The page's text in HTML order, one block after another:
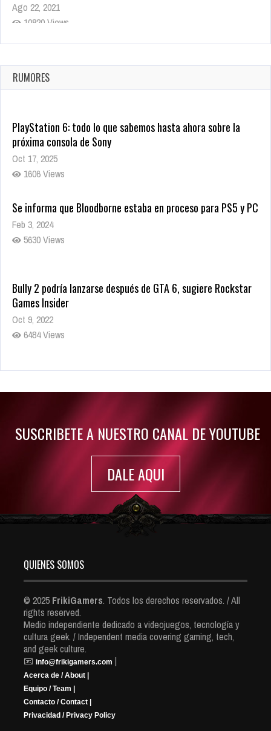
Ago 22, 2021
10820 Views
La configuración de Call of Duty 2021 aparentemente ya fue
Ago 8, 2021
10005 Views
RUMORES
PlayStation 6: todo lo que sabemos hasta ahora sobre la
próxima consola de Sony
Oct 17, 2025
1606 Views
Se informa que Bloodborne estaba en proceso para PS5 y PC
Feb 3, 2024
5630 Views
Bully 2 podría lanzarse después de GTA 6, sugiere Rockstar
Games Insider
Oct 9, 2022
6484 Views
Rumor: Se filtran los primeros detalles de Resident Evil 9
SUSCRIBETE A NUESTRO CANAL DE YOUTUBE
DALE AQUI
QUIENES SOMOS
© 2025 FrikiGamers. Todos los derechos reservados. / All
rights reserved.
Medio independiente dedicado a videojuegos, tecnología y
cultura geek. / Independent media covering gaming, tech,
and geek culture.
📧 info@frikigamers.com |
Acerca de / About |
Equipo / Team |
Contacto / Contact |
Privacidad / Privacy Policy